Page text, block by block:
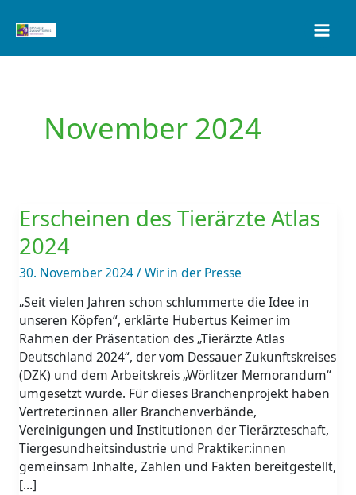
Inhalt
November 2024
Erscheinen des Tierärzte Atlas
2024
30. November 2024/Wir in der Presse
„Seit vielen Jahren schon schlummerte die Idee in
unseren Köpfen“, erklärte Hubertus Keimer im
Rahmen der Präsentation des „Tierärzte Atlas
Deutschland 2024“, der vom Dessauer Zukunftskreises
(DZK) und dem Arbeitskreis „Wörlitzer Memorandum“
umgesetzt wurde. Für dieses Branchenprojekt haben
Vertreter:innen aller Branchenverbände,
Vereinigungen und Institutionen der Tierärzteschaft,
Tiergesundheitsindustrie und Praktiker:innen
gemeinsam Inhalte, Zahlen und Fakten bereitgestellt,
[…]
des
Tierärzte
Atlas
2024